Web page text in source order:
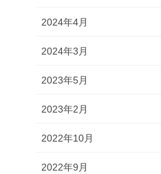
2024年4月
2024年3月
2023年5月
2023年2月
2022年10月
2022年9月